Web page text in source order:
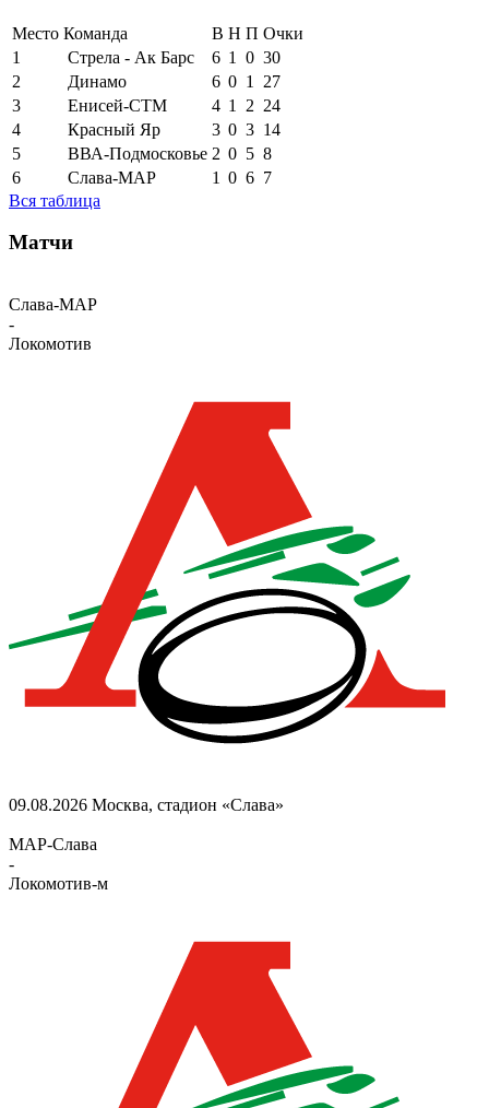
Место Команда В Н П Очки
1
Стрела - Ак Барс 6 1 0 30
2
Динамо 6 0 1
27
3
Енисей-СТМ 4 1 2 24
4
Красный Яр 3 0 3 14
5
ВВА-Подмосковье 2 0 5 8
6
Слава-МАР 1 0 6 7
Вся таблица
Матчи
Слава-МАР
-
Локомотив
09.08.2026 Москва, стадион «Слава»
МАР-Слава
-
Локомотив-м